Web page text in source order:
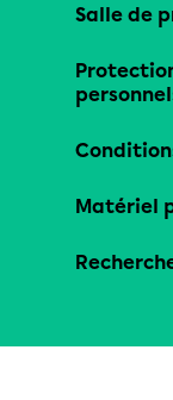
Salle de
Matériel